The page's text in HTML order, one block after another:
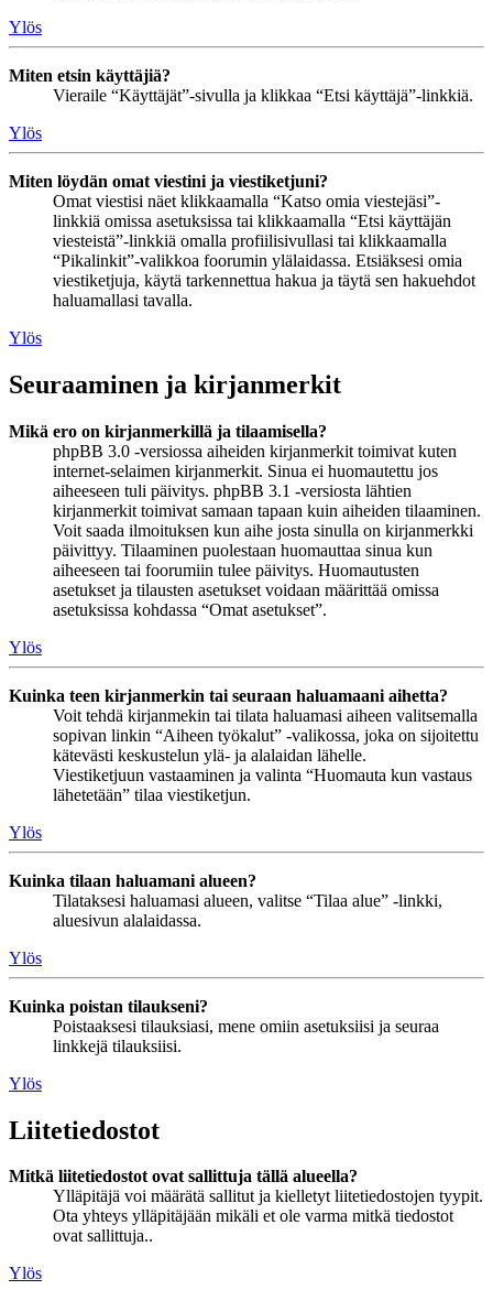
Ylös
Miten etsin käyttäjiä?
Vieraile “Käyttäjät”-sivulla ja klikkaa “Etsi käyttäjä”-linkkiä.
Ylös
Miten löydän omat viestini ja viestiketjuni?
Omat viestisi näet klikkaamalla “Katso omia viestejäsi”-
linkkiä omissa asetuksissa tai klikkaamalla “Etsi käyttäjän
viesteistä”-linkkiä omalla profiilisivullasi tai klikkaamalla
“Pikalinkit”-valikkoa foorumin ylälaidassa. Etsiäksesi omia
viestiketjuja, käytä tarkennettua hakua ja täytä sen hakuehdot
haluamallasi tavalla.
Ylös
Seuraaminen ja kirjanmerkit
Mikä ero on kirjanmerkillä ja tilaamisella?
phpBB 3.0 -versiossa aiheiden kirjanmerkit toimivat kuten
internet-selaimen kirjanmerkit. Sinua ei huomautettu jos
aiheeseen tuli päivitys. phpBB 3.1 -versiosta lähtien
kirjanmerkit toimivat samaan tapaan kuin aiheiden tilaaminen.
Voit saada ilmoituksen kun aihe josta sinulla on kirjanmerkki
päivittyy. Tilaaminen puolestaan huomauttaa sinua kun
aiheeseen tai foorumiin tulee päivitys. Huomautusten
asetukset ja tilausten asetukset voidaan määrittää omissa
asetuksissa kohdassa “Omat asetukset”.
Ylös
Kuinka teen kirjanmerkin tai seuraan haluamaani aihetta?
Voit tehdä kirjanmekin tai tilata haluamasi aiheen valitsemalla
sopivan linkin “Aiheen työkalut” -valikossa, joka on sijoitettu
kätevästi keskustelun ylä- ja alalaidan lähelle.
Viestiketjuun vastaaminen ja valinta “Huomauta kun vastaus
lähetetään” tilaa viestiketjun.
Ylös
Kuinka tilaan haluamani alueen?
Tilataksesi haluamasi alueen, valitse “Tilaa alue” -linkki,
aluesivun alalaidassa.
Ylös
Kuinka poistan tilaukseni?
Poistaaksesi tilauksiasi, mene omiin asetuksiisi ja seuraa
linkkejä tilauksiisi.
Ylös
Liitetiedostot
Mitkä liitetiedostot ovat sallittuja tällä alueella?
Ylläpitäjä voi määrätä sallitut ja kielletyt liitetiedostojen tyypit.
Ota yhteys ylläpitäjään mikäli et ole varma mitkä tiedostot
ovat sallittuja..
Ylös